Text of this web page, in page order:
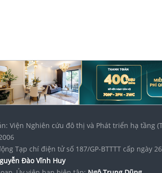
Viện Nghiên cứu đô thị và Phát triển hạ tầng
Tạp chí điện tử số 187/GP-BTTTT cấp ngày
Đào Vĩnh Huy